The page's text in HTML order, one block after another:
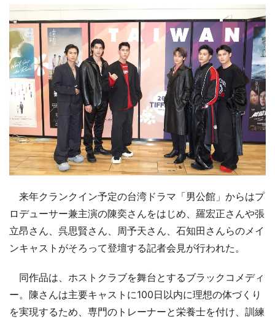
来年クランクイン予定の台湾ドラマ「男公館」からはプ
ロデューサー兼主演の陳奕さんをはじめ、羅宏正さんや張
立昂さん、呉思賢さん、周予天さん、石知田さんらのメイ
ンキャストがそろって登壇する記者会見が行われた。
同作品は、ホストクラブを舞台とするブラックコメディ
ー。陳さんは主要キャストに100日以内に理想の体づくり
を実現するため、専門のトレーナーと栄養士を付け、訓練